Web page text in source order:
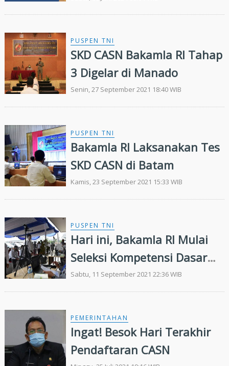
PUSPEN TNI
SKD CASN Bakamla RI Tahap
3 Digelar di Manado
Senin, 27 September 2021 18:40 WIB
PUSPEN TNI
Bakamla RI Laksanakan Tes
SKD CASN di Batam
Kamis, 23 September 2021 15:33 WIB
PUSPEN TNI
Hari ini, Bakamla RI Mulai
Seleksi Kompetensi Dasar
CASN
Sabtu, 11 September 2021 22:36 WIB
PEMERINTAHAN
Ingat! Besok Hari Terakhir
Pendaftaran CASN